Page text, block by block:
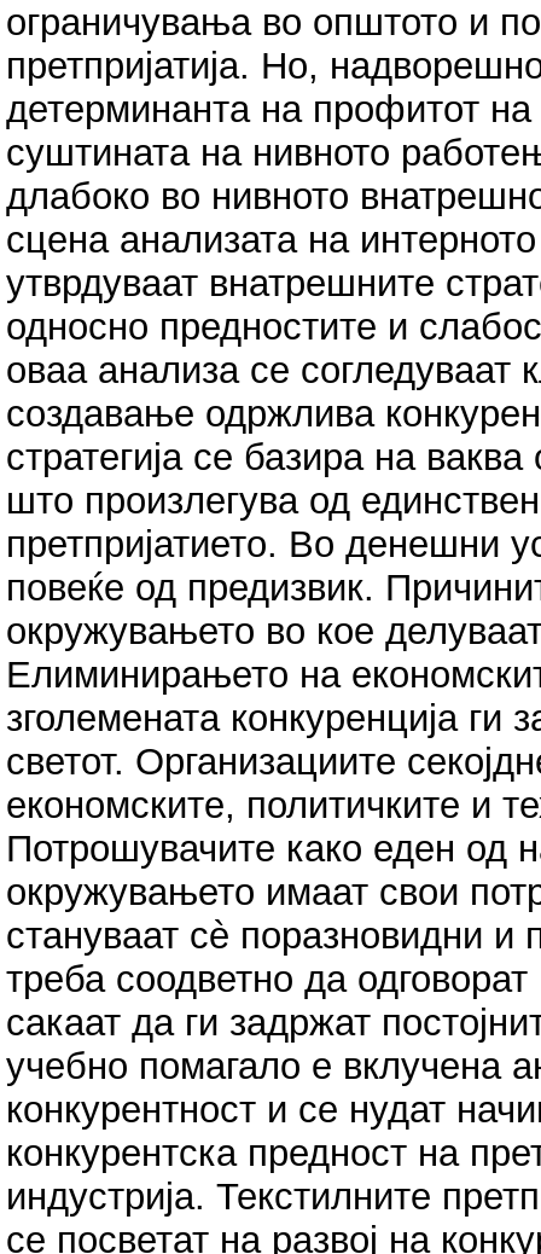
ограничувања во општото и
претпријатија. Но,
детерминанта на профитот на
суштината на нивното
длабоко во нивното
сцена анализата на
утврдуваат внатрешните
односно предностите и
оваа анализа се согледуваат
создавање одржлива
стратегија се базира на
што произлегува од
претпријатието. Во денешни
повеќе од предизвик.
окружувањето во кое
Елиминирањето на
зголемената конкуренција ги
светот. Организациите
економските, политичките и
Потрошувачите како еден од
окружувањето имаат свои
стануваат сè поразновидни и
треба соодветно да
сакаат да ги задржат
учебно помагало е вклучена
конкурентност и се нудат
конкурентска предност на
индустрија. Текстилните
се посветат на развој на